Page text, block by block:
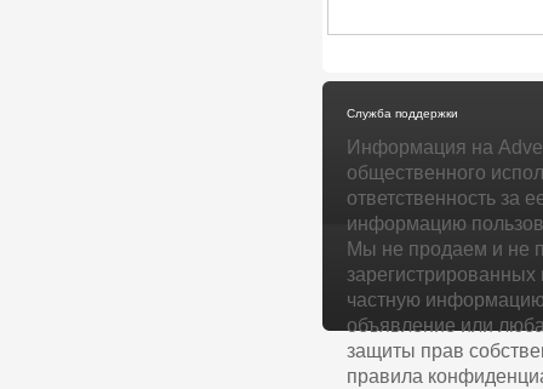
Служба поддержки
Информация на
общественного
ответственность за
информацию
Мы не продаем и не
частную информацию
объявление или
защиты прав
правила